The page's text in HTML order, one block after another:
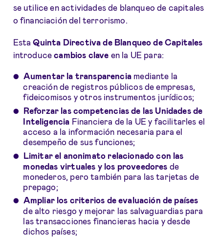
se utilice en actividades de blanqueo de capitales
o financiación del terrorismo.
EstaQuinta Directiva de Blanqueo de Capitales
introduce cambios clave en la UE para:
Aumentar la transparencia mediante la
creación de registros públicos de empresas,
fideicomisos y otros instrumentos jurídicos;
Reforzar las competencias de las Unidades de
Inteligencia Financiera de la UE y facilitarles el
acceso a la información necesaria para el
desempeño de sus funciones;
Limitar el anonimato relacionado con las
monedas virtuales y los proveedores de
monederos, pero también para las tarjetas de
prepago;
Ampliar los criterios de evaluación de países
de alto riesgo y mejorar las salvaguardias para
las transacciones financieras hacia y desde
dichos países;